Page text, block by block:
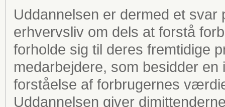
Uddannelsen er dermed et
erhvervsliv om dels at forstå
forholde sig til deres fremtidige
medarbejdere, som besidder
forståelse af forbrugernes
Uddannelsen giver